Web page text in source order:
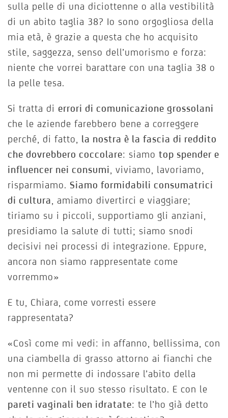
sulla pelle di una diciottenne o alla vestibilità
di un abito taglia 38? Io sono orgogliosa della
mia età, è grazie a questa che ho acquisito
stile, saggezza, senso dell’umorismo e forza:
niente che vorrei barattare con una taglia 38 o
la pelle tesa.
Si tratta di errori di comunicazione grossolani
che le aziende farebbero bene a correggere
perché, di fatto, la nostra è la fascia di reddito
che dovrebbero coccolare: siamo top spender e
influencer nei consumi, viviamo, lavoriamo,
risparmiamo. Siamo formidabili consumatrici
di cultura, amiamo divertirci e viaggiare;
tiriamo su i piccoli, supportiamo gli anziani,
presidiamo la salute di tutti; siamo snodi
decisivi nei processi di integrazione. Eppure,
ancora non siamo rappresentate come
vorremmo»
E tu, Chiara, come vorresti essere
rappresentata?
«Così come mi vedi: in affanno, bellissima, con
una ciambella di grasso attorno ai fianchi che
non mi permette di indossare l’abito della
ventenne con il suo stesso risultato. E con le
pareti vaginali ben idratate: te l’ho già detto